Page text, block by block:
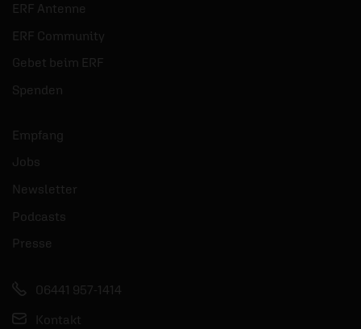
ERF Antenne
ERF Community
Gebet beim ERF
Spenden
Empfang
Jobs
Newsletter
Podcasts
Presse
06441 957-1414
Kontakt